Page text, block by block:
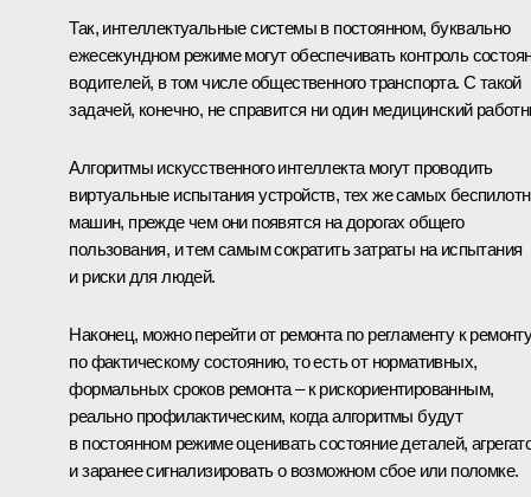
Так, интеллектуальные системы в постоянном, буквально
ежесекундном режиме могут обеспечивать контроль
водителей, в том числе общественного транспорта. С такой
задачей, конечно, не справится ни один медицинский
Алгоритмы искусственного интеллекта могут проводить
виртуальные испытания устройств, тех же самых
машин, прежде чем они появятся на дорогах общего
пользования, и тем самым сократить затраты на испытания
и риски для людей.
Наконец, можно перейти от ремонта по регламенту к
по фактическому состоянию, то есть от нормативных,
формальных сроков ремонта – к рискориентированным,
реально профилактическим, когда алгоритмы будут
в постоянном режиме оценивать состояние деталей,
и заранее сигнализировать о возможном сбое или поломке.